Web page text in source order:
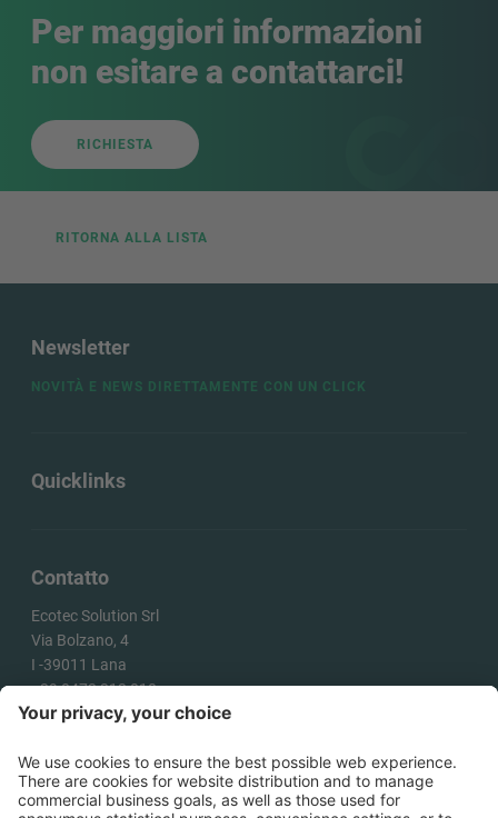
Per maggiori informazioni
non esitare a contattarci!
RICHIESTA
RITORNA ALLA LISTA
Contatto
Ecotec Solution Srl
Via Bolzano, 4
I -39011 Lana
+39 0473 313 010
info@ecotecsolution.com
COME ARRIVARE
Quicklinks
Newsletter
NOVITÀ E NEWS DIRETTAMENTE CON UN CLICK